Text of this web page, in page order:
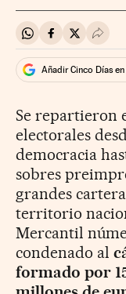
Compartir en
Compartir en
Añadir Cinco Días
Se repartieron
electorales
democracia
sobres
grandes
territorio
Mercantil
condenado al
formado por